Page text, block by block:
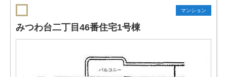
マンション
みつわ台二丁目46番住宅1号棟